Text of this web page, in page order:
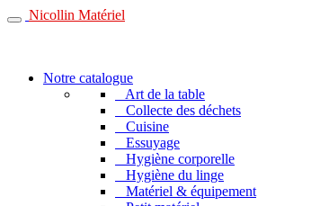
Nicollin Matériel
Notre catalogue
Art de la table
Collecte des déchets
Cuisine
Essuyage
Hygiène corporelle
Hygiène du linge
Matériel & équipement